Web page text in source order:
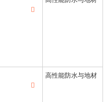
高性能防水与地材